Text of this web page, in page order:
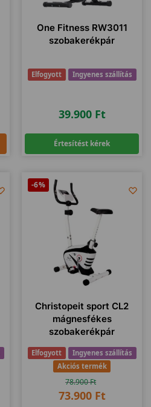
One Fitness RW3011
szobakerékpár
Elfogyott Ingyenes szállítás
39.900 Ft
Értesítést kérek
-6%
Christopeit sport CL2
mágnesfékes
szobakerékpár
Elfogyott
Ingyenes szállítás
Akciós termék
78.900Ft
73.900 Ft